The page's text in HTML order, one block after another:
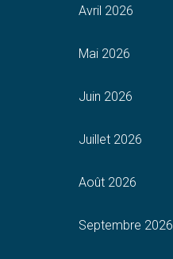
Avril 2026
Mai 2026
Juin 2026
Juillet 2026
Août 2026
Septembre 2026